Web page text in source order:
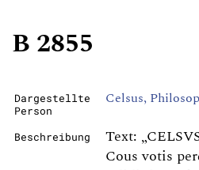
B 2855
Dargestellte
Person
Celsus,
Beschreibung
Text:
Cous votis